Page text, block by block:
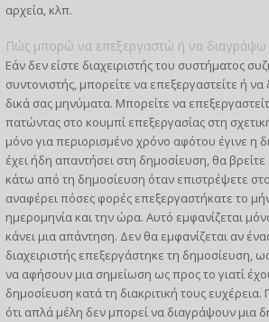
αρχεία, κλπ.
Πώς μπορώ να επεξεργαστώ ή να διαγράψω
Εάν δεν είστε διαχειριστής του συστήματος
συντονιστής, μπορείτε να επεξεργαστείτε ή
δικά σας μηνύματα. Μπορείτε να
πατώντας στο κουμπί επεξεργασίας στη
μόνο για περιορισμένο χρόνο αφότου έγινε η
έχει ήδη απαντήσει στη δημοσίευση, θα βρείτε
κάτω από τη δημοσίευση όταν επιστρέψετε
αναφέρει πόσες φορές επεξεργαστήκατε το
ημερομηνία και την ώρα. Αυτό εμφανίζεται
κάνει μια απάντηση. Δεν θα εμφανίζεται αν
διαχειριστής επεξεργάστηκε τη δημοσίευση,
να αφήσουν μια σημείωση ως προς το γιατί
δημοσίευση κατά τη διακριτική τους
ότι απλά μέλη δεν μπορεί να διαγράψουν μια